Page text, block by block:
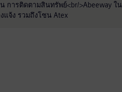
น การติดตามสินทรัพย์<br/>Abeeway
แจ้ง รวมถึงโซน Atex